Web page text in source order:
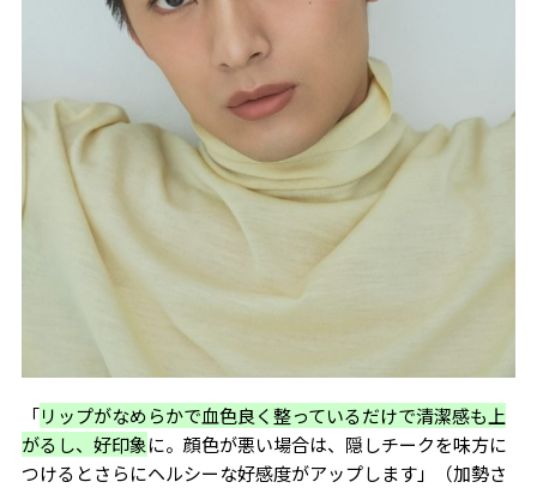
「リップがなめらかで血色良く整っているだけで清潔感も上
がるし、好印象に。顔色が悪い場合は、隠しチークを味方に
つけるとさらにヘルシーな好感度がアップします」（加勢さ